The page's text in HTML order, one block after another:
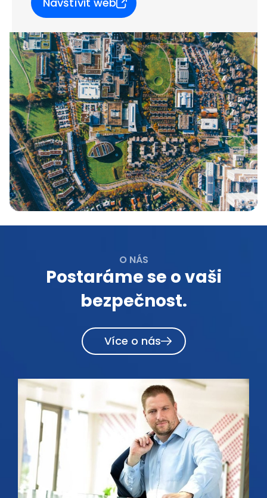
O NÁS
Postaráme se o vaši
bezpečnost.
Více o nás